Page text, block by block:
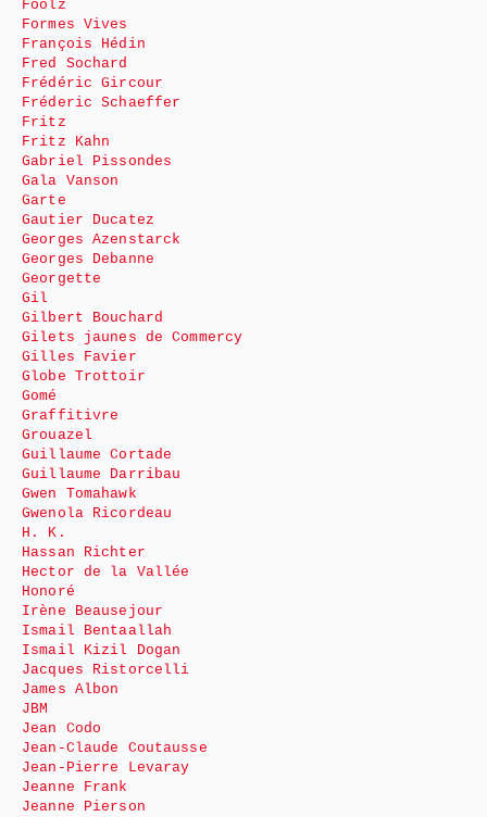
Foolz
Formes Vives
François Hédin
Fred Sochard
Frédéric Gircour
Fréderic Schaeffer
Fritz
Fritz Kahn
Gabriel Pissondes
Gala Vanson
Garte
Gautier Ducatez
Georges Azenstarck
Georges Debanne
Georgette
Gil
Gilbert Bouchard
Gilets jaunes de Commercy
Gilles Favier
Globe Trottoir
Gomé
Graffitivre
Grouazel
Guillaume Cortade
Guillaume Darribau
Gwen Tomahawk
Gwenola Ricordeau
H. K.
Hassan Richter
Hector de la Vallée
Honoré
Irène Beausejour
Ismail Bentaallah
Ismail Kizil Dogan
Jacques Ristorcelli
James Albon
JBM
Jean Codo
Jean-Claude Coutausse
Jean-Pierre Levaray
Jeanne Frank
Jeanne Pierson